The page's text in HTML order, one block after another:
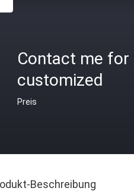
Contact me for
customized
Preis
Beschreibung